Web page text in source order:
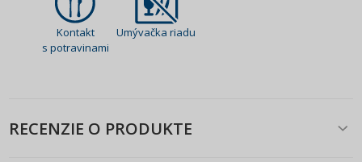
Kontakt
s potravinami
Umývačka riadu
RECENZIE O PRODUKTE